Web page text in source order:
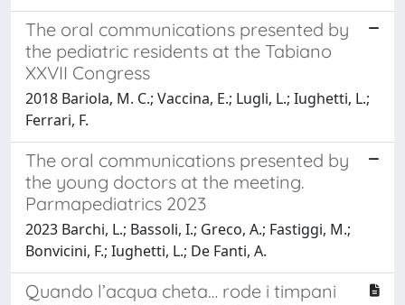
The oral communications presented by
the pediatric residents at the Tabiano
XXVII Congress
2018 Bariola, M. C.; Vaccina, E.; Lugli, L.; Iughetti, L.;
Ferrari, F.
The oral communications presented by
the young doctors at the meeting.
Parmapediatrics 2023
2023 Barchi, L.; Bassoli, I.; Greco, A.; Fastiggi, M.;
Bonvicini, F.; Iughetti, L.; De Fanti, A.
Quando l’acqua cheta… rode i timpani